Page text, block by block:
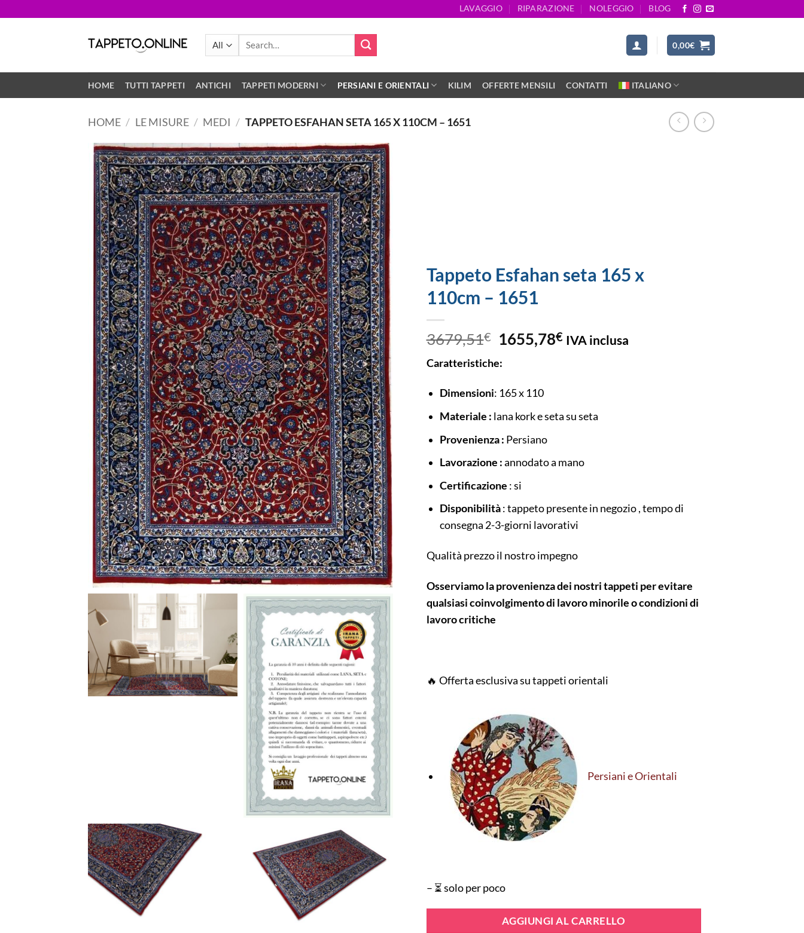
LAVAGGIO RIPARAZIONE NOLEGGIO BLOG
Search
0,00€
HOME TUTTI TAPPETI ANTICHI TAPPETI MODERNI PERSIANI E ORIENTALI KILIM OFFERTE MENSILI CONTATTI ITALIANO
HOME / LE MISURE / MEDI / TAPPETO ESFAHAN SETA 165 X 110CM – 1651
Tappeto Esfahan seta 165 x
110cm – 1651
3679,51€ 1655,78€ IVA inclusa
Caratteristiche:
Dimensioni: 165 x 110
Materiale : lana kork e seta su seta
Provenienza : Persiano
Lavorazione :annodato a mano
Certificazione : si
Disponibilità: tappeto presente in negozio , tempo di
consegna 2-3-giorni lavorativi
Qualità prezzo il nostro impegno
Osserviamo la provenienza dei nostri tappeti per evitare
qualsiasi coinvolgimento di lavoro minorile o condizioni di
lavoro critiche
🔥 Offerta esclusiva su tappeti orientali
Persiani e Orientali
– ⏳ solo per poco
AGGIUNGI AL CARRELLO